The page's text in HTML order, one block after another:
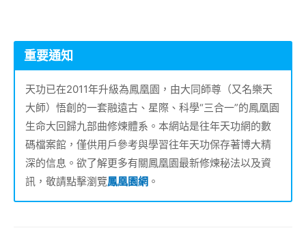
重要通知
天功已在2011年升級為鳳凰園，由大同師尊（又名樂天
大師）悟創的一套融遠古、星際、科學“三合一”的鳳凰園
生命大回歸九部曲修煉體系。本網站是往年天功網的數
碼檔案館，僅供用戶參考與學習往年天功保存著博大精
深的信息。欲了解更多有關鳳凰園最新修煉秘法以及資
訊，敬請點擊瀏覽鳳凰園網 。